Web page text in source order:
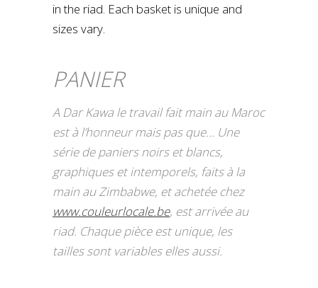
in the riad. Each basket is unique and
sizes vary.
PANIER
A Dar Kawa le travail fait main au Maroc
est à l’honneur mais pas que… Une
série de paniers noirs et blancs,
graphiques et intemporels, faits à la
main au Zimbabwe​,​ et acheté​e​ chez
www.couleurlocale.be​, est arrivée au
riad. Chaque pièce est unique, les
tailles sont variables elles aussi.